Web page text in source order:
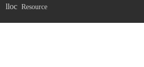
lloc Resource